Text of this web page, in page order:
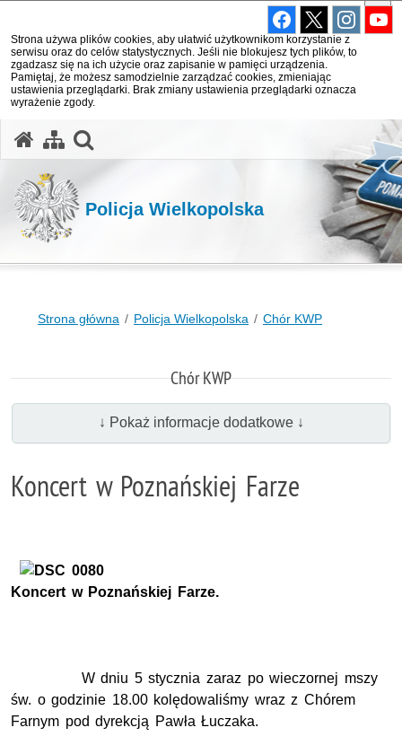
Strona używa plików cookies, aby ułatwić użytkownikom korzystanie z
serwisu oraz do celów statystycznych. Jeśli nie blokujesz tych plików, to
zgadzasz się na ich użycie oraz zapisanie w pamięci urządzenia.
Pamiętaj, że możesz samodzielnie zarządzać cookies, zmieniając
ustawienia przeglądarki. Brak zmiany ustawienia przeglądarki oznacza
wyrażenie zgody.
Policja Wielkopolska
Strona główna Policja Wielkopolska Chór KWP
Chór KWP
↓ Pokaż informacje dodatkowe ↓
Koncert w Poznańskiej Farze
Koncert w Poznańskiej Farze.
W dniu 5 stycznia zaraz po wieczornej mszy
św. o godzinie 18.00 kolędowaliśmy wraz z Chórem
Farnym pod dyrekcją Pawła Łuczaka.